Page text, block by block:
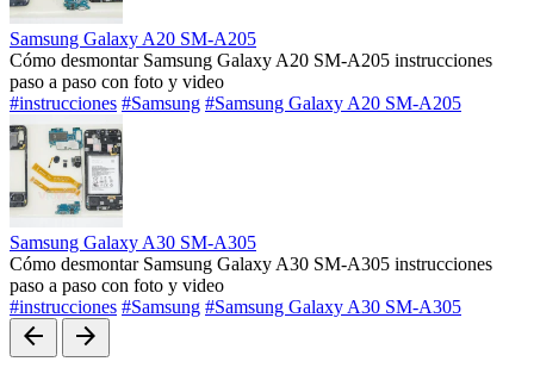
Samsung Galaxy A20 SM-A205
Cómo desmontar Samsung Galaxy A20 SM-A205 instrucciones
paso a paso con foto y video
#instrucciones #Samsung #Samsung Galaxy A20 SM-A205
Samsung Galaxy A30 SM-A305
Cómo desmontar Samsung Galaxy A30 SM-A305 instrucciones
paso a paso con foto y video
#instrucciones #Samsung #Samsung Galaxy A30 SM-A305
arrow_back arrow_forward